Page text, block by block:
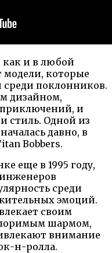
и в любой
модели, которые
поклонников.
дизайном,
и
стиль. Одной из
давно, в
Bobbers.
еще в 1995 году,
среди
эмоций.
своим
шармом,
внимание
н-ролла.